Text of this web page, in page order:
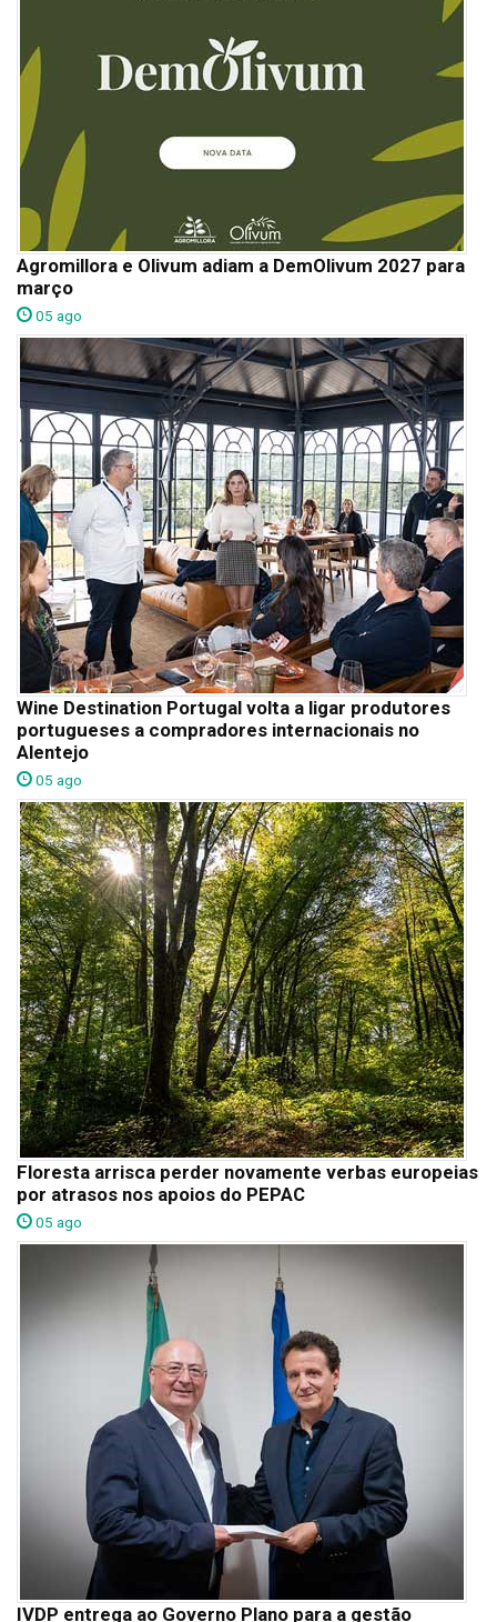
Agromillora e Olivum adiam a DemOlivum 2027 para
março
05 ago
Wine Destination Portugal volta a ligar produtores
portugueses a compradores internacionais no
Alentejo
05 ago
Floresta arrisca perder novamente verbas europeias
por atrasos nos apoios do PEPAC
05 ago
IVDP entrega ao Governo Plano para a gestão